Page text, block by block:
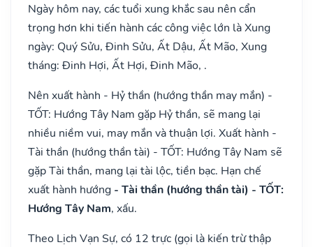
Ngày hôm nay, các tuổi xung khắc sau nên cẩn
trọng hơn khi tiến hành các công việc lớn là Xung
ngày: Quý Sửu, Đinh Sửu, Ất Dậu, Ất Mão, Xung
tháng: Đinh Hợi, Ất Hợi, Đinh Mão, .
Nên xuất hành - Hỷ thần (hướng thần may mắn) -
TỐT: Hướng Tây Nam gặp Hỷ thần, sẽ mang lại
nhiều niềm vui, may mắn và thuận lợi. Xuất hành -
Tài thần (hướng thần tài) - TỐT: Hướng Tây Nam sẽ
gặp Tài thần, mang lại tài lộc, tiền bạc. Hạn chế
xuất hành hướng - Tài thần (hướng thần tài) - TỐT:
Hướng Tây Nam, xấu.
Theo Lịch Vạn Sự, có 12 trực (gọi là kiến trừ thập